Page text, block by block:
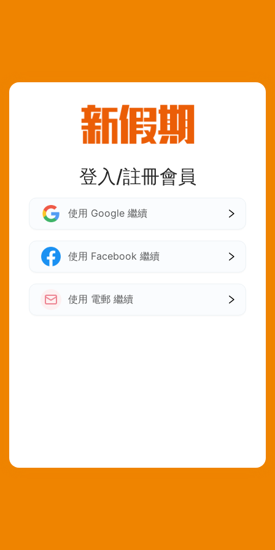
登入/註冊會員
使用 Google 繼續
使用 Facebook 繼續
使用 電郵 繼續